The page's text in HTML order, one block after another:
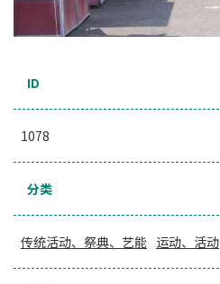
ID
1078
分类
传统活动、祭典、艺能 运动、活动